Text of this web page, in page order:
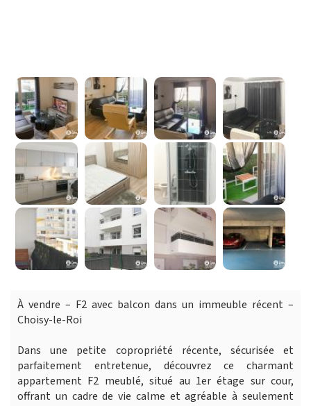
À vendre – F2 avec balcon dans un immeuble récent –
Choisy-le-Roi
Dans une petite copropriété récente, sécurisée et
parfaitement entretenue, découvrez ce charmant
appartement F2 meublé, situé au 1er étage sur cour,
offrant un cadre de vie calme et agréable à seulement